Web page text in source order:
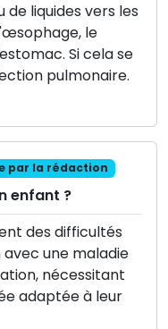
liquides vers les
le
Si cela se
pulmonaire.
par la rédaction
enfant ?
des difficultés
une maladie
nécessitant
adaptée à leur